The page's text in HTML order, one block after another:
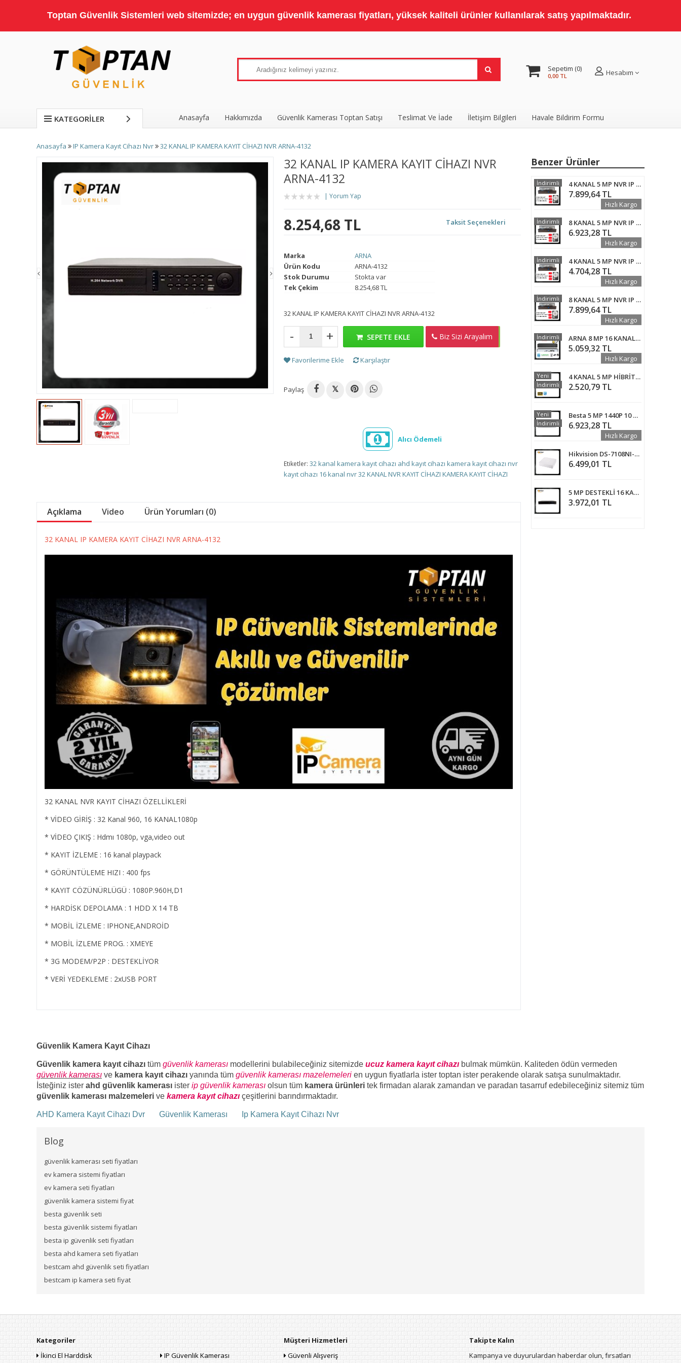
Toptan Güvenlik Sistemleri web sitemizde; en uygun güvenlik kamerası fiyatları, yüksek kaliteli ürünler kullanılarak satış yapılmaktadır.
Sepetim 0
0,00 TL Hesabım
KATEGORILER Anasayfa Hakkımızda Güvenlik Kamerası Toptan Satışı Teslimat Ve İade İletişim Bilgileri Havale Bildirim Formu
Anasayfa IP Kamera Kayıt Cihazı Nvr 32 KANAL IP KAMERA KAYIT CİHAZI NVR ARNA-4132
32 KANAL IP KAMERA KAYIT CİHAZI NVR
ARNA-4132
Yorum Yap
8.254,68 TL Taksit Seçenekleri
Marka
ARNA
Ürün Kodu
ARNA-4132
Stok Durumu
Stokta var
Tek Çekim
8.254,68 TL
32 KANAL IP KAMERA KAYIT CİHAZI NVR ARNA-4132
- + SEPETE EKLE HEMEN AL
Favorilerime Ekle Karşılaştır
Biz Sizi Arayalım
Paylaş 𝕏
Alıcı Ödemeli
Etiketler: 32 kanal kamera kayıt cihazı ahd kayıt cihazı kamera kayıt cihazı nvr
kayıt cihazı 16 kanal nvr32 KANAL NVR KAYIT CİHAZI KAMERA KAYIT CİHAZI
Açıklama Video Ürün Yorumları (0)
32 KANAL IP KAMERA KAYIT CİHAZI NVR ARNA-4132
32 KANAL NVR KAYIT CİHAZI ÖZELLİKLERİ
* VİDEO GİRİŞ : 32 Kanal 960, 16 KANAL1080p
* VİDEO ÇIKIŞ : Hdmı 1080p, vga,video out
* KAYIT İZLEME : 16 kanal playpack
* GÖRÜNTÜLEME HIZI : 400 fps
* KAYIT CÖZÜNÜRLÜGÜ : 1080P.960H,D1
* HARDİSK DEPOLAMA : 1 HDD X 14 TB
* MOBİL İZLEME : IPHONE,ANDROİD
* MOBİL İZLEME PROG. : XMEYE
* 3G MODEM/P2P : DESTEKLİYOR
* VERİ YEDEKLEME : 2xUSB PORT
Benzer Ürünler
4 KANAL 5 MP NVR IP KAMERA KAYIT CİHAZI 4 TB HARDDİSK DAHİL
7.899,64 TL
İndirimli
Hızlı Kargo
8 KANAL 5 MP NVR IP KAMERA KAYIT CİHAZI 2 TB HARDDİSK DAHİL
6.923,28 TL
İndirimli
Hızlı Kargo
4 KANAL 5 MP NVR IP KAMERA KAYIT CİHAZI 1 TB HARDDİSK DAHİL
4.704,28 TL
İndirimli
Hızlı Kargo
8 KANAL 5 MP NVR IP KAMERA KAYIT CİHAZI 4 TB HARDDİSK DAHİL
7.899,64 TL
İndirimli
Hızlı Kargo
ARNA 8 MP 16 KANAL H.265+ XMEYE YAZILIM NVR IP KAMERA KAYIT CİHAZI ARN-3618
5.059,32 TL
İndirimli
Hızlı Kargo
4 KANAL 5 MP HİBRİT KAMERA KAYIT CİHAZI - ARNA-204
2.520,79 TL
Yeni
İndirimli
Besta 5 MP 1440P 10 Kanal H265 Xmeye NVR Ip Kamera Kayıt Cihazı KD-510
6.923,28 TL
Yeni
İndirimli
Hızlı Kargo
Hikvision DS-7108NI-Q1, 8 Kanal NVR Kayıt Cihazı.
6.499,01 TL
5 MP DESTEKLİ 16 KANAL NVR IP Kamera Kayıt Cihazı ARNA-4165
3.972,01 TL
Güvenlik Kamera Kayıt Cihazı
Güvenlik kamera kayıt cihazı tüm güvenlik kamerası modellerini bulabileceğiniz sitemizde ucuz kamera kayıt cihazı bulmak mümkün. Kaliteden ödün vermeden
güvenlik kamerası ve kamera kayıt cihazı yanında tüm güvenlik kamerası mazelemeleri en uygun fiyatlarla ister toptan ister perakende olarak satışa sunulmaktadır.
İsteğiniz ister ahd güvenlik kamerası ister ip güvenlik kamerası olsun tüm kamera ürünleri tek firmadan alarak zamandan ve paradan tasarruf edebileceğiniz sitemiz tüm
güvenlik kamerası malzemeleri ve kamera kayıt cihazı çeşitlerini barındırmaktadır.
AHD Kamera Kayıt Cihazı Dvr Güvenlik Kamerası Ip Kamera Kayıt Cihazı Nvr
Blog
güvenlik kamerası seti fiyatları
ev kamera sistemi fiyatları
ev kamera seti fiyatları
güvenlik kamera sistemi fiyat
besta güvenlik seti
besta güvenlik sistemi fiyatları
besta ip güvenlik seti fiyatları
besta ahd kamera seti fiyatları
bestcam ahd güvenlik seti fiyatları
bestcam ip kamera seti fiyat
Kategoriler
İkinci El Harddisk
IP Güvenlik Kamerası
Müşteri Hizmetleri
Güvenli Alışveriş
Takipte Kalın
Kampanya ve duyurulardan haberdar olun, fırsatları